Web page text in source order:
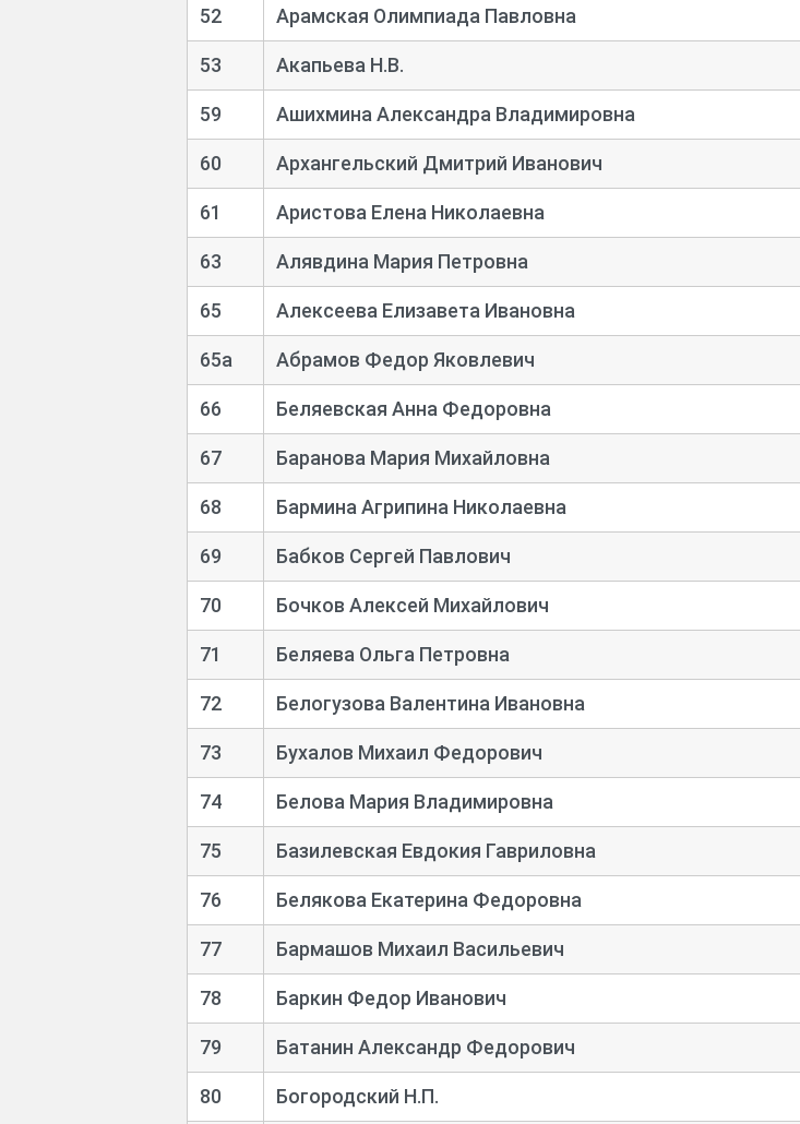
52 Арамская Олимпиада Павловна
53 Акапьева Н.В.
59 Ашихмина Александра Владимировна
60 Архангельский Дмитрий Иванович
61 Аристова Елена Николаевна
63 Алявдина Мария Петровна
65 Алексеева Елизавета Ивановна
65а Абрамов Федор Яковлевич
66 Беляевская Анна Федоровна
67 Баранова Мария Михайловна
68 Бармина Агрипина Николаевна
69 Бабков Сергей Павлович
70 Бочков Алексей Михайлович
71 Беляева Ольга Петровна
72 Белогузова Валентина Ивановна
73 Бухалов Михаил Федорович
74 Белова Мария Владимировна
75 Базилевская Евдокия Гавриловна
76 Белякова Екатерина Федоровна
77 Бармашов Михаил Васильевич
78 Баркин Федор Иванович
79 Батанин Александр Федорович
80 Богородский Н.П.